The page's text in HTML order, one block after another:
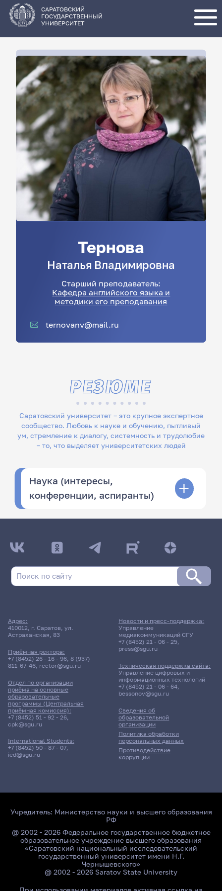
основному
содержанию
САРАТОВСКИЙ
ГОСУДАРСТВЕННЫЙ
УНИВЕРСИТЕТ
Тернова
Наталья Владимировна
Старший преподаватель:
Кафедра английского языка и
методики его преподавания
ternovanv@mail.ru
Саратовский университет – это крупное экспертное
сообщество. Любовь к науке и обучению, пытливый
ум, стремление к диалогу, системность и трудолюбие
– то, что выделяет университетских людей
РЕЗЮМЕ
Наука (интересы,
конференции, аспиранты)
Адрес:
410012, г. Саратов, ул.
Астраханская, 83
Приёмная ректора:
+7 (8452) 26 - 16 - 96, 8 (937)
811-67-46, rector@sgu.ru
Отдел по организации
приёма на основные
образовательные
программы (Центральная
приёмная комиссия):
+7 (8452) 51 - 92 - 26,
cpk@sgu.ru
International Students:
+7 (8452) 50 - 87 - 07,
ied@sgu.ru
Сведения об
образовательной
организации
Политика обработки
персональных данных
Противодействие
коррупции
Новости и пресс-поддержка:
Управление
медиакоммуникаций СГУ
+7 (8452) 21 - 06 - 25,
press@sgu.ru
Техническая поддержка сайта:
Управление цифровых и
информационных технологий
+7 (8452) 21 - 06 - 64,
bessonov@sgu.ru
Учредитель: Министерство науки и высшего образования
РФ
@ 2002 - 2026 Федеральное государственное бюджетное
образовательное учреждение высшего образования
«Саратовский национальный исследовательский
государственный университет имени Н.Г.
Чернышевского»
@ 2002 - 2026 Saratov State University